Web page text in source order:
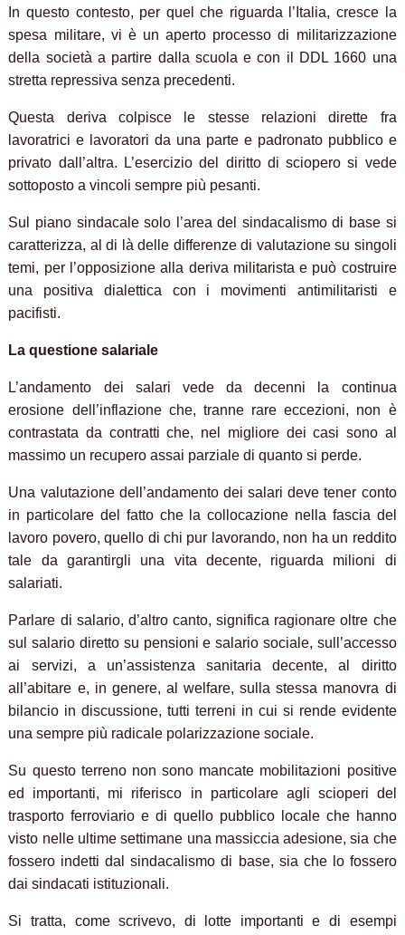
In questo contesto, per quel che riguarda l’Italia, cresce la
spesa militare, vi è un aperto processo di militarizzazione
della società a partire dalla scuola e con il DDL 1660 una
stretta repressiva senza precedenti.
Questa deriva colpisce le stesse relazioni dirette fra
lavoratrici e lavoratori da una parte e padronato pubblico e
privato dall’altra. L’esercizio del diritto di sciopero si vede
sottoposto a vincoli sempre più pesanti.
Sul piano sindacale solo l’area del sindacalismo di base si
caratterizza, al di là delle differenze di valutazione su singoli
temi, per l’opposizione alla deriva militarista e può costruire
una positiva dialettica con i movimenti antimilitaristi e
pacifisti.
La questione salariale
L’andamento dei salari vede da decenni la continua
erosione dell’inflazione che, tranne rare eccezioni, non è
contrastata da contratti che, nel migliore dei casi sono al
massimo un recupero assai parziale di quanto si perde.
Una valutazione dell’andamento dei salari deve tener conto
in particolare del fatto che la collocazione nella fascia del
lavoro povero, quello di chi pur lavorando, non ha un reddito
tale da garantirgli una vita decente, riguarda milioni di
salariati.
Parlare di salario, d’altro canto, significa ragionare oltre che
sul salario diretto su pensioni e salario sociale, sull’accesso
ai servizi, a un’assistenza sanitaria decente, al diritto
all’abitare e, in genere, al welfare, sulla stessa manovra di
bilancio in discussione, tutti terreni in cui si rende evidente
una sempre più radicale polarizzazione sociale.
Su questo terreno non sono mancate mobilitazioni positive
ed importanti, mi riferisco in particolare agli scioperi del
trasporto ferroviario e di quello pubblico locale che hanno
visto nelle ultime settimane una massiccia adesione, sia che
fossero indetti dal sindacalismo di base, sia che lo fossero
dai sindacati istituzionali.
Si tratta, come scrivevo, di lotte importanti e di esempi